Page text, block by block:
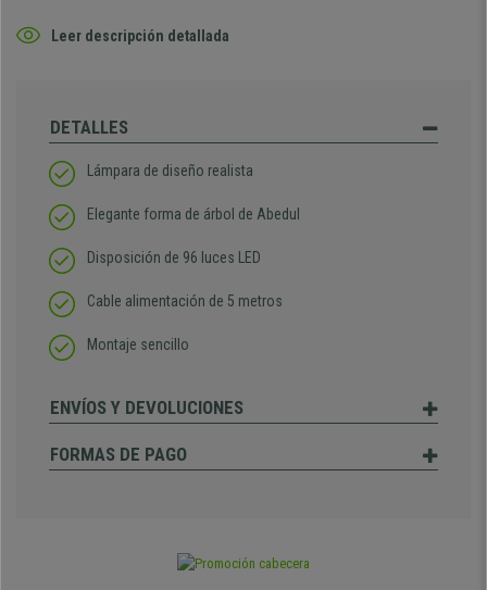
Leer descripción detallada
DETALLES
Lámpara de diseño realista
Elegante forma de árbol de Abedul
Disposición de 96 luces LED
Cable alimentación de 5 metros
Montaje sencillo
ENVÍOS Y DEVOLUCIONES
FORMAS DE PAGO